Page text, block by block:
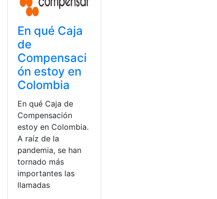
En qué Caja
de
Compensaci
ón estoy en
Colombia
En qué Caja de
Compensación
estoy en Colombia.
A raíz de la
pandemia, se han
tornado más
importantes las
llamadas